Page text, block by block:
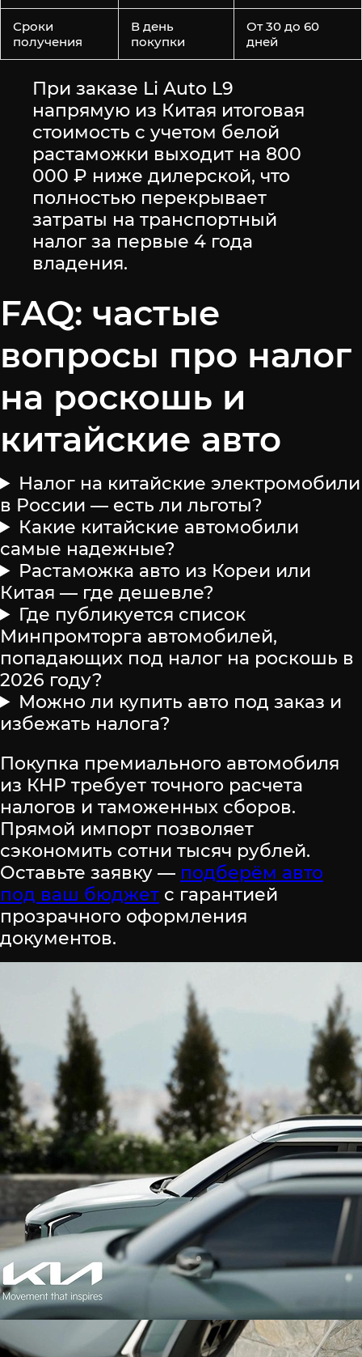
Сроки
получения
В день
покупки
От 30 до 60
дней
При заказе Li Auto L9
напрямую из Китая итоговая
стоимость с учетом белой
растаможки выходит на 800
000 ₽ ниже дилерской, что
полностью перекрывает
затраты на транспортный
налог за первые 4 года
владения.
FAQ: частые
вопросы про налог
на роскошь и
китайские авто
Налог на китайские электромобили
в России — есть ли льготы?
Какие китайские автомобили
самые надежные?
Растаможка авто из Кореи или
Китая — где дешевле?
Где публикуется список
Минпромторга автомобилей,
попадающих под налог на роскошь в
2026 году?
Можно ли купить авто под заказ и
избежать налога?
Покупка премиального автомобиля
из КНР требует точного расчета
налогов и таможенных сборов.
Прямой импорт позволяет
сэкономить сотни тысяч рублей.
Оставьте заявку — подберём авто
под ваш бюджет с гарантией
прозрачного оформления
документов.